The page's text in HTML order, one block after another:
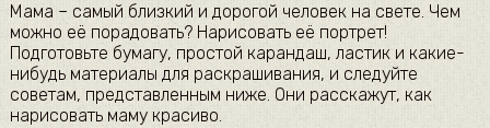
Мама – самый близкий и дорогой человек на свете. Чем
можно её порадовать? Нарисовать её портрет!
Подготовьте бумагу, простой карандаш, ластик и какие-
нибудь материалы для раскрашивания, и следуйте
советам, представленным ниже. Они расскажут, как
нарисовать маму красиво.